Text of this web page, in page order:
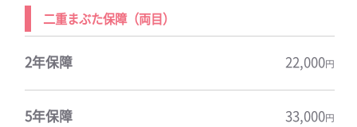
二重まぶた保障（両目）
2年保障 22,000円
5年保障 33,000円